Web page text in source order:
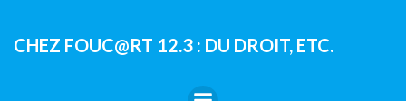
contenu
CHEZ FOUC@RT 12.3 : DU DROIT, ETC.